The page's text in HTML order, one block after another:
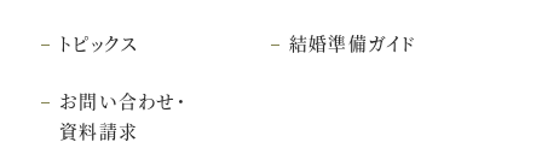
トピックス 結婚準備ガイド
お問い合わせ・
資料請求